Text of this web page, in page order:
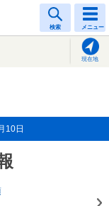
検索 メニュー
現在地
10日